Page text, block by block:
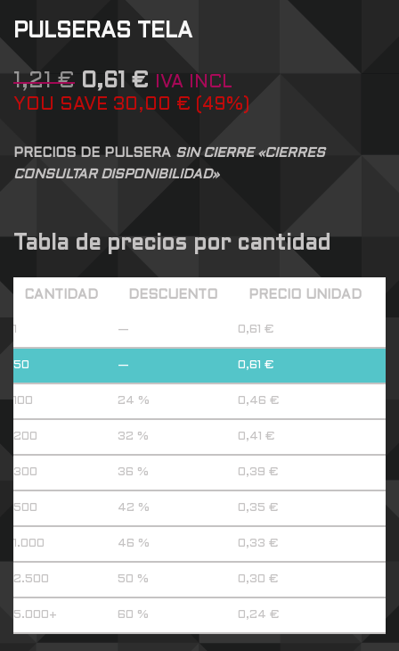
PULSERAS TELA
1,21€ 0,61 €
IVA INCL
YOU SAVE 30,00 € 49%)
PRECIOS DE PULSERA SIN CIERRE «CIERRES
CONSULTAR DISPONIBILIDAD»
Tabla de precios por cantidad
CANTIDAD DESCUENTO PRECIO UNIDAD
— 0,61 €
50 — 0,61 €
100 24 % 0,46 €
200 32 % 0,41 €
300 36 % 0,39 €
500 42 % 0,35 €
1.000 46 % 0,33 €
2.500 50 % 0,30 €
5.000+ 60 % 0,24 €